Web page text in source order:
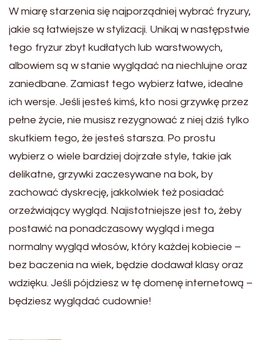
W miarę starzenia się najporządniej wybrać fryzury,
jakie są łatwiejsze w stylizacji. Unikaj w następstwie
tego fryzur zbyt kudłatych lub warstwowych,
albowiem są w stanie wyglądać na niechlujne oraz
zaniedbane. Zamiast tego wybierz łatwe, idealne
ich wersje. Jeśli jesteś kimś, kto nosi grzywkę przez
pełne życie, nie musisz rezygnować z niej dziś tylko
skutkiem tego, że jesteś starsza. Po prostu
wybierz o wiele bardziej dojrzałe style, takie jak
delikatne, grzywki zaczesywane na bok, by
zachować dyskrecję, jakkolwiek też posiadać
orzeźwiający wygląd. Najistotniejsze jest to, żeby
postawić na ponadczasowy wygląd i mega
normalny wygląd włosów, który każdej kobiecie –
bez baczenia na wiek, będzie dodawał klasy oraz
wdzięku. Jeśli pójdziesz w tę domenę internetową –
będziesz wyglądać cudownie!